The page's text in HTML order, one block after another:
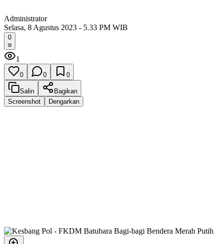
Administrator
Selasa, 8 Agustus 2023 - 5.33 PM WIB
0
1
0 0 0
Salin
Bagikan
Screenshot
Dengarkan